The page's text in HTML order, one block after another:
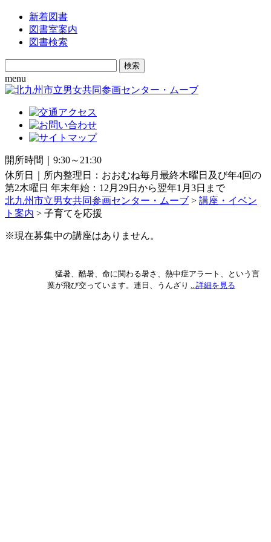
新着図書
図書室案内
図書検索
Search
for:
menu
開所時間｜9:30～21:30
休所日｜所内整理日：おおむね毎月最終木曜日及び年4回の
第2木曜日 年末年始：12月29日から翌年1月3日まで
北九州市立男女共同参画センター・ムーブ > 講座・イベン
ト案内 > 子育てを応援
※現在募集中の講座はありません。
猛暑、酷暑、命に関わる暑さ、熱中症アラート、という言
葉が飛び交っています。連日、うんざり ...詳細を見る